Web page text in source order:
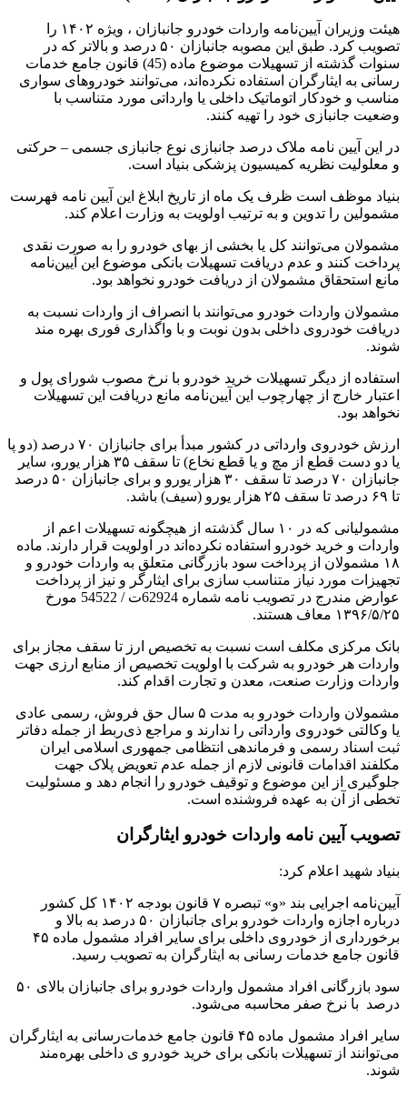
هیئت وزیران آیین‌نامه واردات خودرو جانبازان ، ویژه ۱۴۰۲ را
تصویب کرد. طبق این مصوبه جانبازان ۵۰ درصد و بالاتر که در
سنوات گذشته از تسهیلات موضوع ماده (45) قانون جامع خدمات
رسانی به ایثارگران استفاده نکرده‌اند، می‌توانند خودروهای سواری
مناسب و خودکار اتوماتیک داخلی یا وارداتی مورد متناسب با
وضعیت جانبازی خود را تهیه کنند.
در این آیین نامه ملاک درصد جانبازی نوع جانبازی جسمی – حرکتی
و معلولیت نظریه کمیسیون پزشکی بنیاد است.
بنیاد موظف است ظرف یک ماه از تاریخ ابلاغ این آیین نامه فهرست
مشمولین را تدوین و به ترتیب اولویت به وزارت اعلام کند.
مشمولان می‌توانند کل یا بخشی از بهای خودرو را به صورت نقدی
پرداخت کنند و عدم دریافت تسهیلات بانکی موضوع این آیین‌نامه
مانع استحقاق مشمولان از دریافت خودرو نخواهد بود.
مشمولان واردات خودرو می‌توانند با انصراف از واردات نسبت به
دریافت خودروی داخلی بدون نوبت و با واگذاری فوری بهره مند
شوند.
استفاده از دیگر تسهیلات خرید خودرو با نرخ مصوب شورای پول و
اعتبار خارج از چهارچوب این آیین‌نامه مانع دریافت این تسهیلات
نخواهد بود.
ارزش خودروی وارداتی در کشور مبدأ برای جانبازان ۷۰ درصد (دو پا
یا دو دست قطع از مچ و یا قطع نخاع) تا سقف ۳۵ هزار یورو، سایر
جانبازان ۷۰ درصد تا سقف ۳۰ هزار یورو و برای جانبازان ۵۰ درصد
تا ۶۹ درصد تا سقف ۲۵ هزار یورو (سیف) باشد.
مشمولیانی که در ۱۰ سال گذشته از هیچگونه تسهیلات اعم از
واردات و خرید خودرو استفاده نکرده‌اند در اولویت قرار دارند. ماده
۱۸ مشمولان از پرداخت سود بازرگانی متعلق به واردات خودرو و
تجهیزات مورد نیاز متناسب سازی برای ایثارگر و نیز از پرداخت
عوارض مندرج در تصویب نامه شماره 62924ت / 54522 مورخ
۱۳۹۶/۵/۲۵ معاف هستند.
بانک مرکزی مکلف است نسبت به تخصیص ارز تا سقف مجاز برای
واردات هر خودرو به شرکت با اولویت تخصیص از منابع ارزی جهت
واردات وزارت صنعت، معدن و تجارت اقدام کند.
مشمولان واردات خودرو به مدت ۵ سال حق فروش، رسمی عادی
یا وکالتی خودروی وارداتی را ندارند و مراجع ذی‌ربط از جمله دفاتر
ثبت اسناد رسمی و فرماندهی انتظامی جمهوری اسلامی ایران
مکلفند اقدامات قانونی لازم از جمله عدم تعویض پلاک جهت
جلوگیری از این موضوع و توقیف خودرو را انجام دهد و مسئولیت
تخطی از آن به عهده فروشنده است.
تصویب آیین نامه واردات خودرو ایثارگران
بنیاد شهید اعلام کرد:
آیین‌نامه اجرایی بند «و» تبصره ۷ قانون بودجه ۱۴۰۲ کل کشور
درباره اجازه واردات خودرو برای جانبازان ۵۰ درصد به بالا و
برخورداری از خودروی داخلی برای سایر افراد مشمول ماده ۴۵
قانون جامع خدمات رسانی به ایثارگران به تصویب رسید.
سود بازرگانی افراد مشمول واردات خودرو برای جانبازان بالای ۵۰
درصد با نرخ صفر محاسبه می‌شود.
سایر افراد مشمول ماده ۴۵ قانون جامع خدمات‌رسانی به ایثارگران
می‌توانند از تسهیلات بانکی برای خرید خودرو ی داخلی بهره‌مند
شوند.